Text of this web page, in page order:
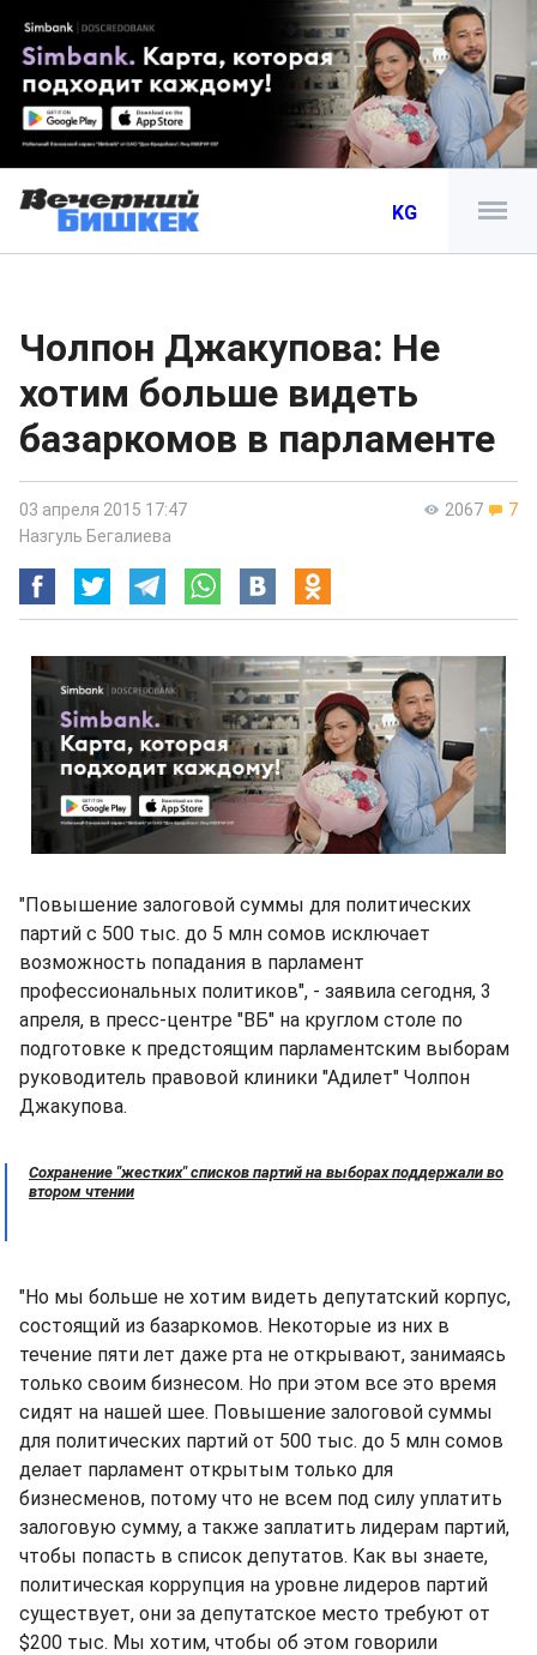
KG
Чолпон Джакупова: Не
хотим больше видеть
базаркомов в парламенте
2067 7
03 апреля 2015 17:47
Назгуль Бегалиева
"Повышение залоговой суммы для политических
партий с 500 тыс. до 5 млн сомов исключает
возможность попадания в парламент
профессиональных политиков", - заявила сегодня, 3
апреля, в пресс-центре "ВБ" на круглом столе по
подготовке к предстоящим парламентским выборам
руководитель правовой клиники "Адилет" Чолпон
Джакупова.
Сохранение "жестких" списков партий на выборах поддержали во
втором чтении
"Но мы больше не хотим видеть депутатский корпус,
состоящий из базаркомов. Некоторые из них в
течение пяти лет даже рта не открывают, занимаясь
только своим бизнесом. Но при этом все это время
сидят на нашей шее. Повышение залоговой суммы
для политических партий от 500 тыс. до 5 млн сомов
делает парламент открытым только для
бизнесменов, потому что не всем под силу уплатить
залоговую сумму, а также заплатить лидерам партий,
чтобы попасть в список депутатов. Как вы знаете,
политическая коррупция на уровне лидеров партий
существует, они за депутатское место требуют от
$200 тыс. Мы хотим, чтобы об этом говорили